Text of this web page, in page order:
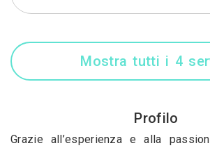
Mostra tutti i 4
Profilo
Grazie all’esperienza e alla